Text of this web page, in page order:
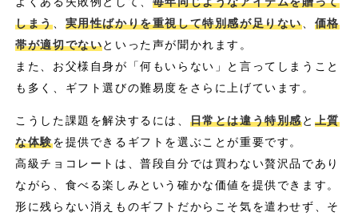
しまう
実用性ばかりを重視して特別感が足りない
価格
帯が適切でないといった声が聞かれます。
また、お父様自身が「何もいらない」と言ってしまうこと
も多く、ギフト選びの難易度をさらに上げています。
こうした課題を解決するには、 日常とは違う特別感と 上質
な体験を提供できるギフトを選ぶことが重要です。
高級チョコレートは、普段自分では買わない贅沢品であり
ながら、食べる楽しみという確かな価値を提供できます。
形に残らない消えものギフトだからこそ気を遣わせず、そ